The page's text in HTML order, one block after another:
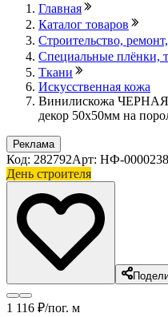
Главная
Каталог товаров
Строительство,
Специальные плёнки,
Ткани
Искусственная кожа
Винилискожа ЧЕРНАЯ
декор 50х50мм на
Реклама
Код: 282792Арт: НФ-
День строителя
1 116 ₽/пог. м